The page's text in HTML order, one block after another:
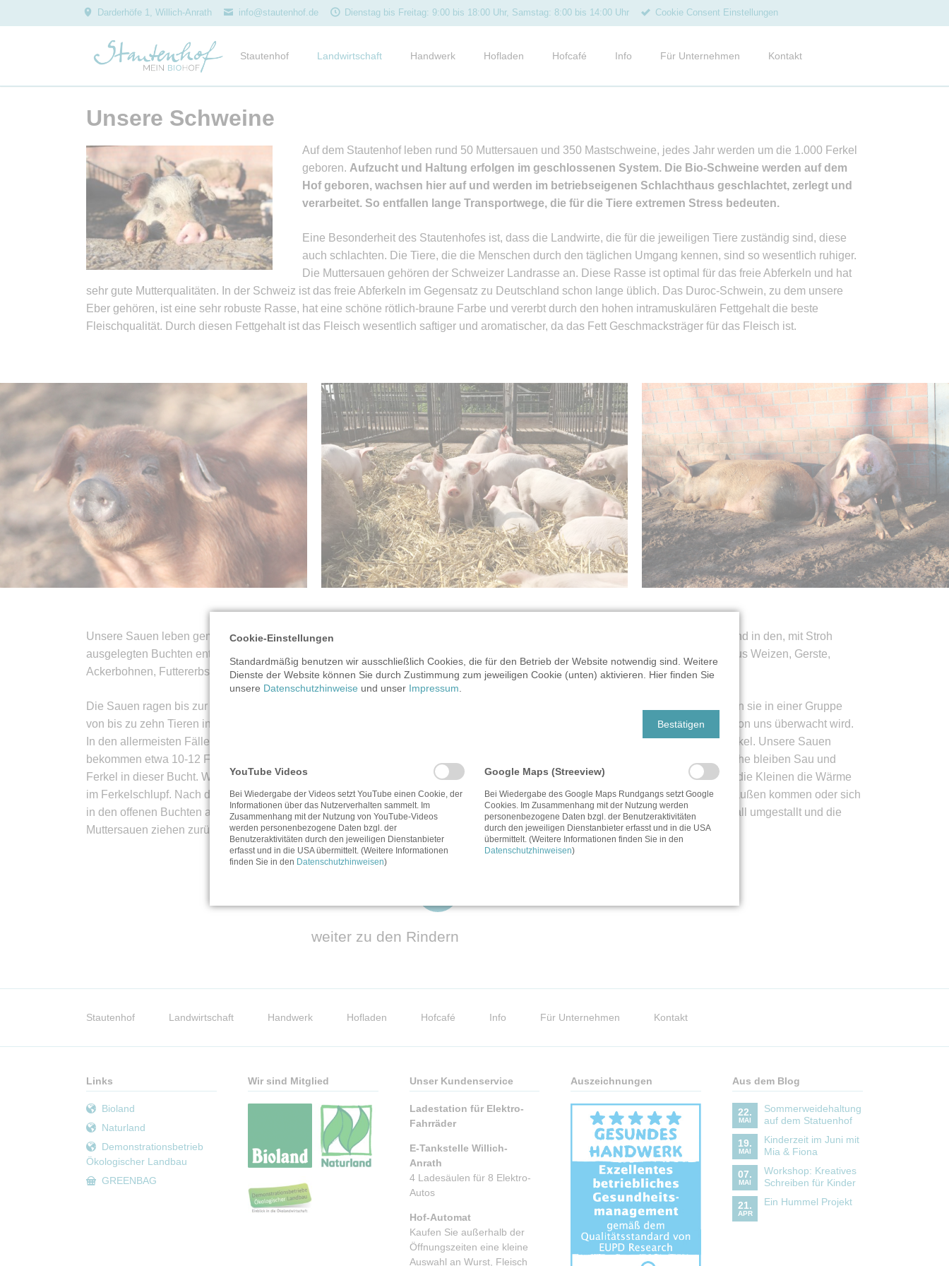
Darderhöfe 1, Willich-Anrath info@stautenhof.de Dienstag bis Freitag: 9:00 bis 18:00 Uhr, Samstag: 8:00 bis 14:00 Uhr Cookie Consent Einstellungen
Stautenhof
Leitbild
Projekte
Kindergeburtstage
Hofführungen
Zusammenarbeit
Genussrechte
Landwirtschaft
Schafe
Weidehähnchen
Handwerk Hofladen
Rundgang
Angebote
Hofcafé
Außer-Haus-Service
Info
Rezepte
Medien
Newsletter abonnieren
Für Unternehmen Kontakt
Unsere Schweine
Auf dem Stautenhof leben rund 50 Muttersauen und 350 Mastschweine, jedes Jahr werden um die 1.000 Ferkel
geboren. Aufzucht und Haltung erfolgen im geschlossenen System. Die Bio-Schweine werden auf dem
Hof geboren, wachsen hier auf und werden im betriebseigenen Schlachthaus geschlachtet, zerlegt und
verarbeitet. So entfallen lange Transportwege, die für die Tiere extremen Stress bedeuten.
Eine Besonderheit des Stautenhofes ist, dass die Landwirte, die für die jeweiligen Tiere zuständig sind, diese
auch schlachten. Die Tiere, die die Menschen durch den täglichen Umgang kennen, sind so wesentlich ruhiger.
Die Muttersauen gehören der Schweizer Landrasse an. Diese Rasse ist optimal für das freie Abferkeln und hat
sehr gute Mutterqualitäten. In der Schweiz ist das freie Abferkeln im Gegensatz zu Deutschland schon lange üblich. Das Duroc-Schwein, zu dem unsere
Eber gehören, ist eine sehr robuste Rasse, hat eine schöne rötlich-braune Farbe und vererbt durch den hohen intramuskulären Fettgehalt die beste
Fleischqualität. Durch diesen Fettgehalt ist das Fleisch wesentlich saftiger und aromatischer, da das Fett Geschmacksträger für das Fleisch ist.
Unsere Sauen leben gemeinsam mit den beiden Deckebern im sogenannten Wartestall. Hier können sich die Tiere frei bewegen und in den, mit Stroh
ausgelegten Buchten entspannen. Sie haben freien Zugang nach draußen und bekommen täglich Heu, Stroh und Kraftfutter, das aus Weizen, Gerste,
Ackerbohnen, Futtererbsen und Mineralfutter besteht.
Die Sauen ragen bis zur Abferkelung drei Monate, drei Wochen und drei Tage. Etwa eine Woche, bevor die Sauen abferkeln, ziehen sie in einer Gruppe
von bis zu zehn Tieren in den Abferkelstall. In dieser Woche bekommen die Sauen besonders viel Aufmerksamkeit, da die Geburt von uns überwacht wird.
In den allermeisten Fällen benötigt die Muttersau jedoch keine Hilfe. Die Sau sucht sich eine freie Bucht und bekommt hier ihre Ferkel. Unsere Sauen
bekommen etwa 10-12 Ferkel je Wurf und ferkeln zweimal im Jahr. So zieht jede Sau etwa 20 Ferkel im Jahr auf. In der ersten Woche bleiben Sau und
Ferkel in dieser Bucht. Während das Muttertier mehrmals am Tag zum Koten und Urinieren in den Außenbereich kommt, genießen die Kleinen die Wärme
im Ferkelschlupf. Nach der ersten Woche laufen alle Muttersauen und Ferkel gemeinsam im Abferkelstall, wo sie jederzeit nach draußen kommen oder sich
in den offenen Buchten aufhalten können. Nachdem die Ferkel sieben Wochen lang gesäugt wurden, werden sie in den Vormaststall umgestallt und die
Muttersauen ziehen zurück in den Wartestall.
weiter zu den Rindern
Stautenhof Landwirtschaft Handwerk Hofladen Hofcafé Info Für Unternehmen Kontakt
Links
Bioland
Naturland
Demonstrationsbetrieb
Ökologischer Landbau
GREENBAG
Wir sind Mitglied Unser Kundenservice
Ladestation für Elektro-
Fahrräder
E-Tankstelle Willich-
Anrath
4 Ladesäulen für 8 Elektro-
Autos
Hof-Automat
Kaufen Sie außerhalb der
Öffnungszeiten eine kleine
Auswahl an Wurst, Fleisch
Auszeichnungen Aus dem Blog
22.
MAI
Sommerweidehaltung
auf dem Statuenhof
19.
MAI
Kinderzeit im Juni mit
Mia & Fiona
07.
MAI
Workshop: Kreatives
Schreiben für Kinder
21.
APR
Ein Hummel Projekt
Cookie-Einstellungen
Standardmäßig benutzen wir ausschließlich Cookies, die für den Betrieb der Website notwendig sind. Weitere
Dienste der Website können Sie durch Zustimmung zum jeweiligen Cookie (unten) aktivieren. Hier finden Sie
unsere Datenschutzhinweise und unser Impressum
Bestätigen
YouTube Videos
Bei Wiedergabe der Videos setzt YouTube einen Cookie, der
Informationen über das Nutzerverhalten sammelt. Im
Zusammenhang mit der Nutzung von YouTube-Videos
werden personenbezogene Daten bzgl. der
Benutzeraktivitäten durch den jeweiligen Dienstanbieter
erfasst und in die USA übermittelt. (Weitere Informationen
finden Sie in den Datenschutzhinweisen)
Google Maps (Streeview)
Bei Wiedergabe des Google Maps Rundgangs setzt Google
Cookies. Im Zusammenhang mit der Nutzung werden
personenbezogene Daten bzgl. der Benutzeraktivitäten
durch den jeweiligen Dienstanbieter erfasst und in die USA
übermittelt. (Weitere Informationen finden Sie in den
Datenschutzhinweisen)